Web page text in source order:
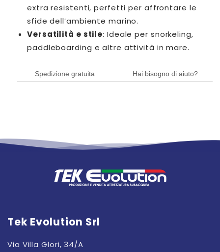
extra resistenti, perfetti per affrontare le
sfide dell’ambiente marino.
Versatilità e stile: Ideale per snorkeling,
paddleboarding e altre attività in mare.
Spedizione gratuita Hai bisogno di aiuto?
Tek Evolution Srl
Via Villa Glori, 34/A